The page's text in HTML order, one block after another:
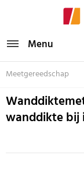
Menu
Meetgereedschap
wanddikte bij